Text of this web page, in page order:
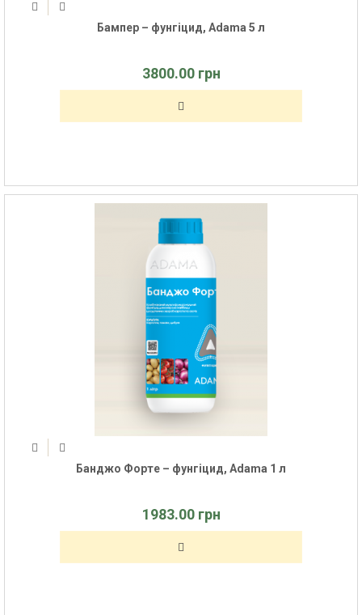
Бампер – фунгіцид, Adama 5 л
3800.00 грн
Банджо Форте – фунгіцид, Adama 1 л
1983.00 грн